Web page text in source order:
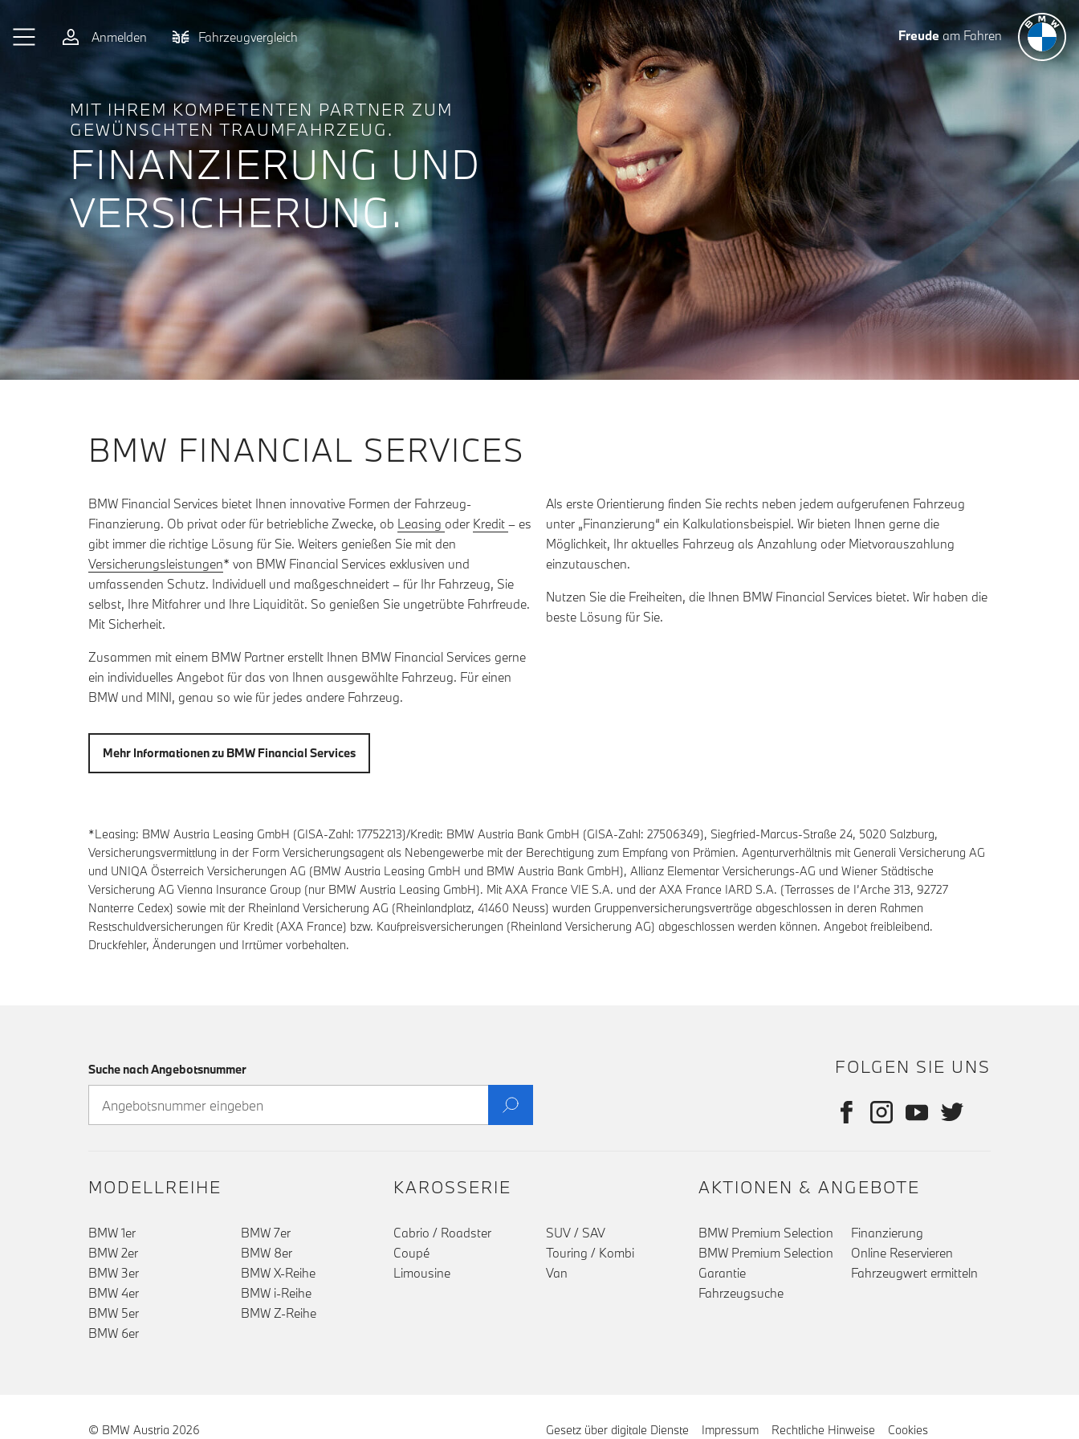
Anmelden
Fahrzeugvergleich Freude am Fahren
MIT IHREM KOMPETENTEN PARTNER ZUM
GEWÜNSCHTEN TRAUMFAHRZEUG.
FINANZIER­UNG UND
VERSICHER­UNG.
BMW FINANCIAL SERVICES
BMW Financial Services bietet Ihnen innovative Formen der Fahrzeug-
Finanzierung. Ob privat oder für betriebliche Zwecke, ob Leasing oder Kredit – es
gibt immer die richtige Lösung für Sie. Weiters genießen Sie mit den
Versicherungsleistungen* von BMW Financial Services exklusiven und
umfassenden Schutz. Individuell und maßgeschneidert – für Ihr Fahrzeug, Sie
selbst, Ihre Mitfahrer und Ihre Liquidität. So genießen Sie ungetrübte Fahrfreude.
Mit Sicherheit.
Zusammen mit einem BMW Partner erstellt Ihnen BMW Financial Services gerne
ein individuelles Angebot für das von Ihnen ausgewählte Fahrzeug. Für einen
BMW und MINI, genau so wie für jedes andere Fahrzeug.
Als erste Orientierung finden Sie rechts neben jedem aufgerufenen Fahrzeug
unter „Finanzierung“ ein Kalkulationsbeispiel. Wir bieten Ihnen gerne die
Möglichkeit, Ihr aktuelles Fahrzeug als Anzahlung oder Mietvorauszahlung
einzutauschen.
Nutzen Sie die Freiheiten, die Ihnen BMW Financial Services bietet. Wir haben die
beste Lösung für Sie.
Mehr Informationen zu BMW Financial Services
*Leasing: BMW Austria Leasing GmbH (GISA-Zahl: 17752213)/Kredit: BMW Austria Bank GmbH (GISA-Zahl: 27506349), Siegfried-Marcus-Straße 24, 5020 Salzburg,
Versicherungsvermittlung in der Form Versicherungsagent als Nebengewerbe mit der Berechtigung zum Empfang von Prämien. Agenturverhältnis mit Generali Versicherung AG
und UNIQA Österreich Versicherungen AG (BMW Austria Leasing GmbH und BMW Austria Bank GmbH), Allianz Elementar Versicherungs-AG und Wiener Städtische
Versicherung AG Vienna Insurance Group (nur BMW Austria Leasing GmbH). Mit AXA France VIE S.A. und der AXA France IARD S.A. (Terrasses de I’Arche 313, 92727
Nanterre Cedex) sowie mit der Rheinland Versicherung AG (Rheinlandplatz, 41460 Neuss) wurden Gruppenversicherungsverträge abgeschlossen in deren Rahmen
Restschuldversicherungen für Kredit (AXA France) bzw. Kaufpreisversicherungen (Rheinland Versicherung AG) abgeschlossen werden können. Angebot freibleibend.
Druckfehler, Änderungen und Irrtümer vorbehalten.
Suche nach Angebotsnummer FOLGEN SIE UNS
MODELLREIHE
BMW 1er
BMW 2er
BMW 3er
BMW 4er
BMW 5er
BMW 6er
BMW 7er
BMW 8er
BMW X-Reihe
BMW i-Reihe
BMW Z-Reihe
KAROSSERIE
Cabrio / Roadster
Coupé
Limousine
SUV / SAV
Touring / Kombi
Van
AKTIONEN & ANGEBOTE
BMW Premium Selection
BMW Premium Selection
Garantie
Fahrzeugsuche
Finanzierung
Online Reservieren
Fahrzeugwert ermitteln
Gesetz über digitale Dienste Impressum Rechtliche Hinweise Cookies
© BMW Austria 2026